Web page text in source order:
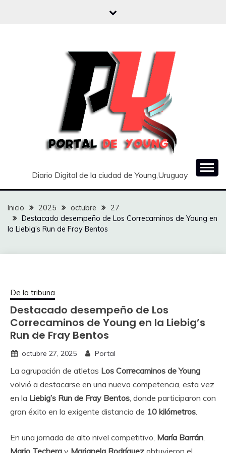
Diario Digital de la ciudad de Young,Uruguay
Inicio 2025 octubre
27
Destacado desempeño de Los Correcaminos de Young en
la Liebig’s Run de Fray Bentos
De la tribuna
Destacado desempeño de Los
Correcaminos de Young en la Liebig’s
Run de Fray Bentos
octubre 27, 2025 Portal
La agrupación de atletas Los Correcaminos de Young
volvió a destacarse en una nueva competencia, esta vez
en la Liebig’s Run de Fray Bentos, donde participaron con
gran éxito en la exigente distancia de 10 kilómetros.
En una jornada de alto nivel competitivo, María Barrán,
Mario Techera y Marianela Rodríguez obtuvieron el